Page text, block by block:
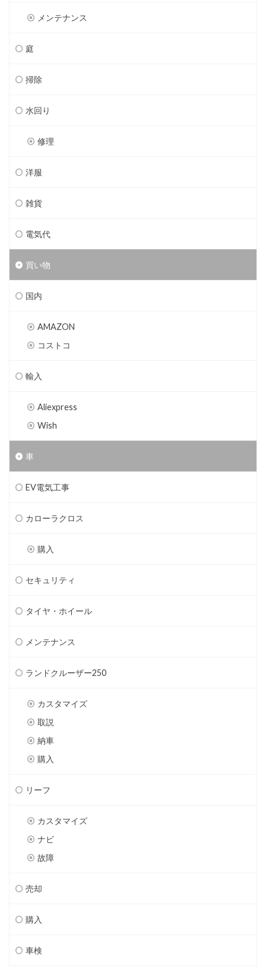
メンテナンス
庭
掃除
水回り
修理
洋服
雑貨
電気代
買い物
国内
AMAZON
コストコ
輸入
Aliexpress
Wish
車
EV電気工事
カローラクロス
購入
セキュリティ
タイヤ・ホイール
メンテナンス
ランドクルーザー250
カスタマイズ
取説
納車
購入
リーフ
カスタマイズ
ナビ
故障
売却
購入
車検